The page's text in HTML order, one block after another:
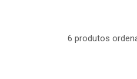
6 produtos